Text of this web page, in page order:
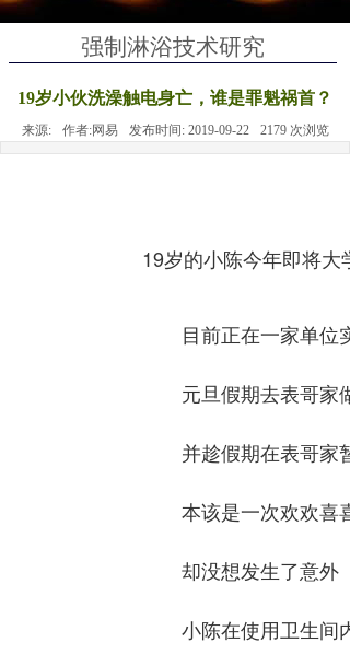
强制淋浴技术研究
19岁小伙洗澡触电身亡，谁是罪魁祸首？
来源: 作者:网易 发布时间: 2019-09-22 2179 次浏览
19岁的小陈今年即将大
目前正在一家单位实
元旦假期去表哥家做
并趁假期在表哥家暂
本该是一次欢欢喜喜
却没想发生了意外
小陈在使用卫生间